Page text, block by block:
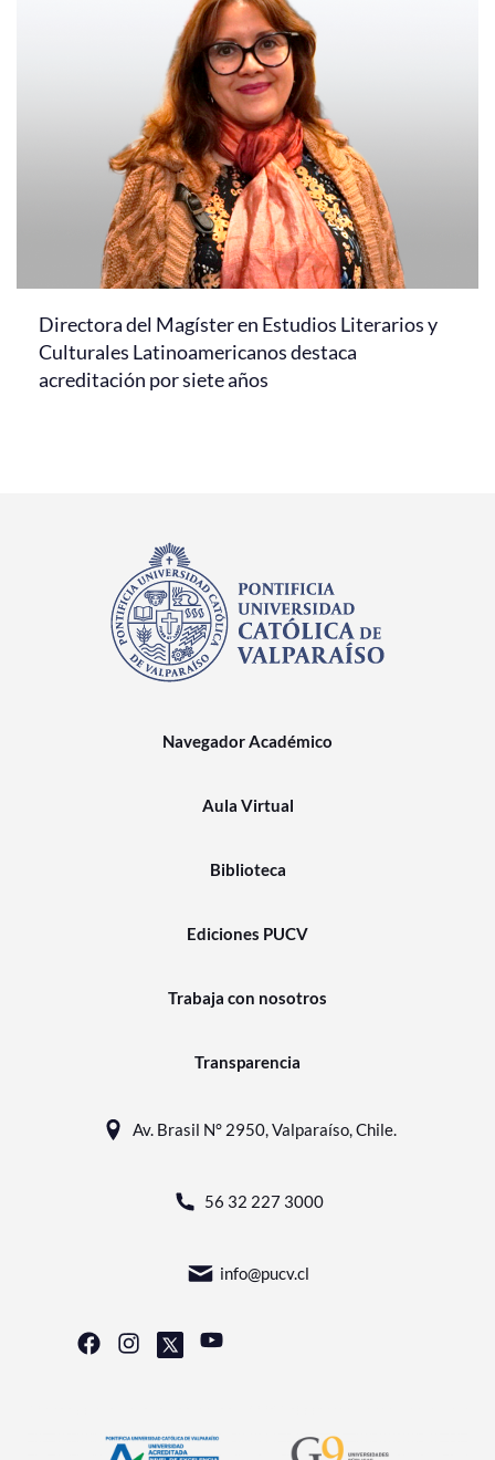
Directora del Magíster en Estudios Literarios y
Culturales Latinoamericanos destaca
acreditación por siete años
Navegador Académico
Aula Virtual
Biblioteca
Ediciones PUCV
Trabaja con nosotros
Transparencia
Av. Brasil N° 2950, Valparaíso, Chile.
56 32 227 3000
info@pucv.cl